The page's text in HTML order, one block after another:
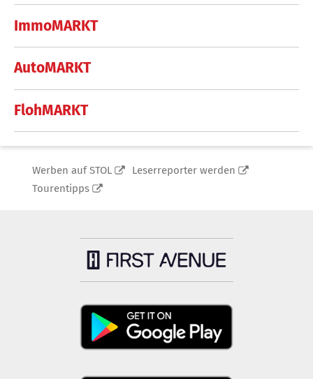
ImmoMARKT
AutoMARKT
FlohMARKT
Werben auf STOL
Leserreporter werden
Tourentipps